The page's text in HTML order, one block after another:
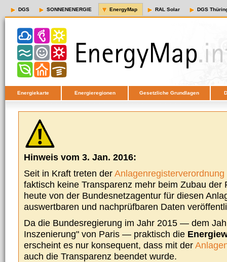
DGS SONNENENERGIE EnergyMap RAL Solar DGS
Energiekarte Energieregionen Gesetzliche Grundlagen
Hinweis vom 3. Jan. 2016:
Seit in Kraft treten derAnlagenregisterverordnung
faktisch keine Transparenz mehr beim Zubau der
heute von der Bundesnetzagentur für diesen
auswertbaren und nachprüfbaren Daten
Da die Bundesregierung im Jahr 2015 — dem
Inszenierung" von Paris — praktisch die
erscheint es nur konsequent, dass mit der
auch die Transparenz beendet wurde.